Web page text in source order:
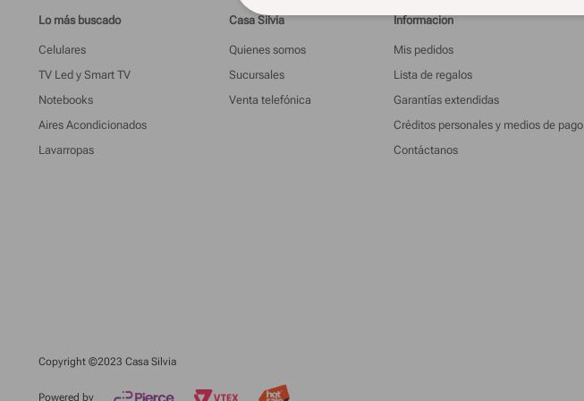
Lo más buscado
Celulares
TV Led y Smart TV
Notebooks
Aires Acondicionados
Lavarropas
Casa Silvia
Quienes somos
Sucursales
Venta telefónica
Informacion
Mis pedidos
Lista de regalos
Garantías extendidas
Créditos personales y medios de pago
Contáctanos
Copyright ©2023 Casa Silvia
Powered by